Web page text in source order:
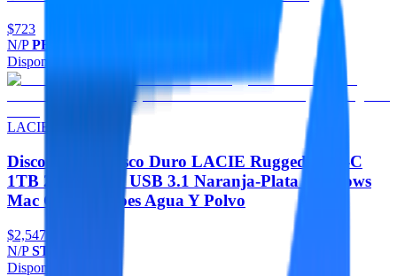
$723
N/PPBE240GS25SSDR
Disponible
LACIE
Discos Duros Disco Duro LACIE Rugged USB-C
1TB 2.5 Portatil USB 3.1 Naranja-Plata Windows
Mac Contragolpes Agua Y Polvo
$2,547
N/PSTFR1000800
Disponible